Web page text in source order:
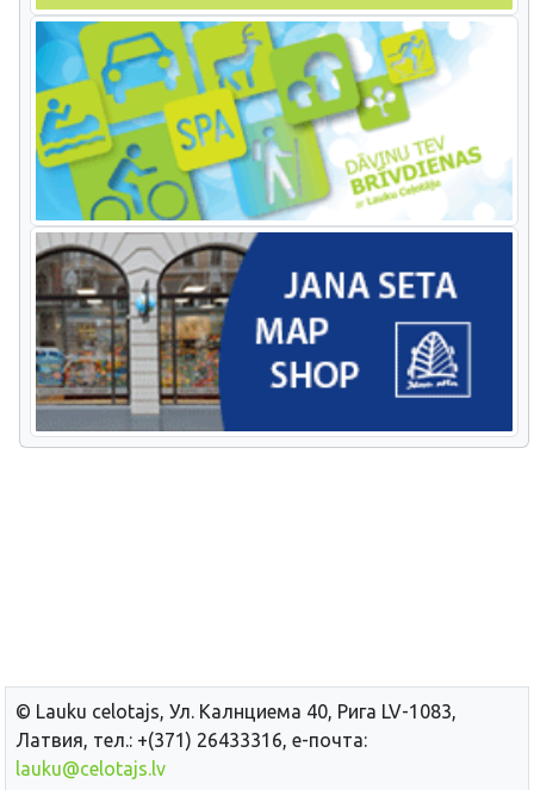
© Lauku сelotajs, Ул. Калнциема 40, Рига LV-1083,
Латвия, тел.: +(371) 26433316, е-почта:
lauku@celotajs.lv